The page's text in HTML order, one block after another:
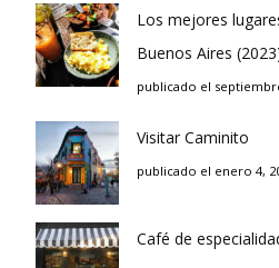
Los mejores
Buenos Aires
publicado el
Visitar Caminito
publicado el enero 4,
Café de